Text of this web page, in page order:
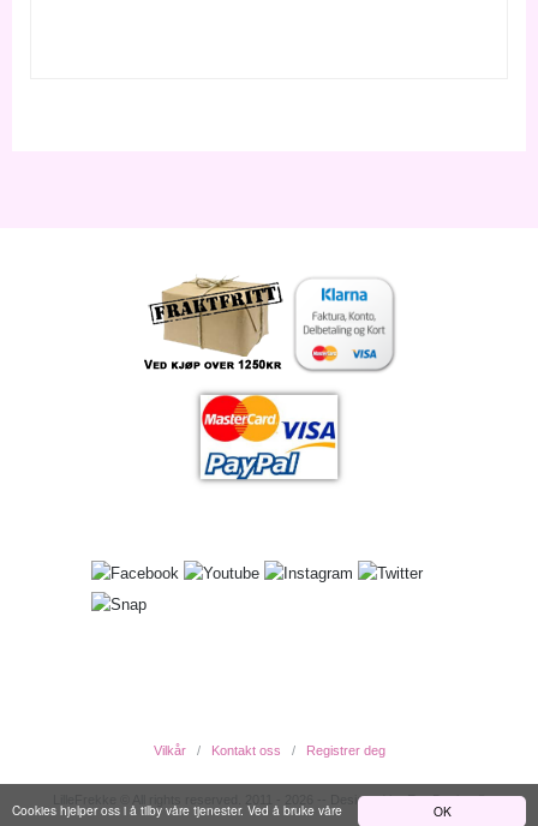
OK
Cookies hjelper oss i å tilby våre tjenester. Ved å bruke våre
Vilkår Kontakt oss Registrer deg
LilleFrekke © All rights reserved. 2011 - 2026 -- Designed by EwcDesign ®